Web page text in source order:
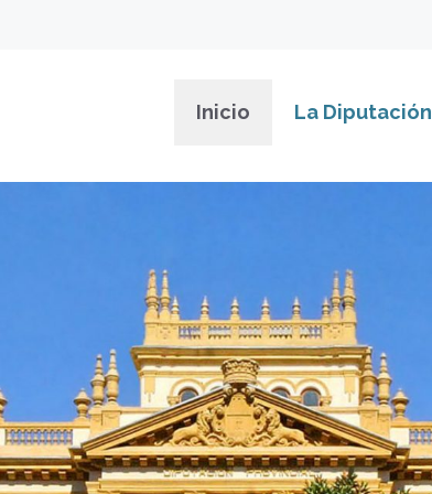
Inicio La Diputación